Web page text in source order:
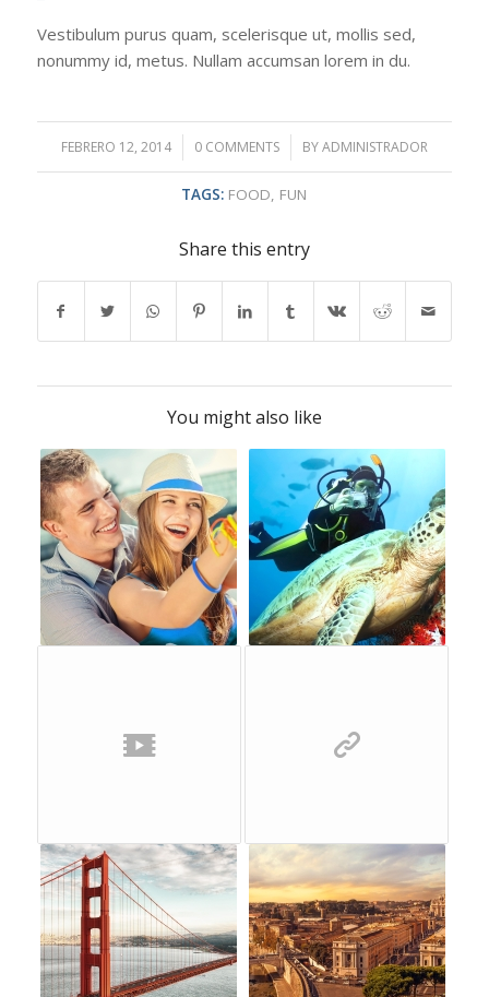
Vestibulum purus quam, scelerisque ut, mollis sed,
nonummy id, metus. Nullam accumsan lorem in du.
FEBRERO 12, 2014
/ 0 COMMENTS
/ BYADMINISTRADOR
TAGS: FOOD, FUN
Share this entry
You might also like